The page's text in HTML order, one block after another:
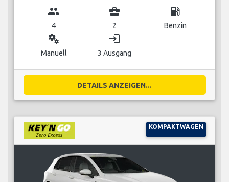
group
4
business_center
2
local_gas_station
Benzin
miscellaneous_services
Manuell
login
3 Ausgang
DETAILS ANZEIGEN...
KOMPAKTWAGEN